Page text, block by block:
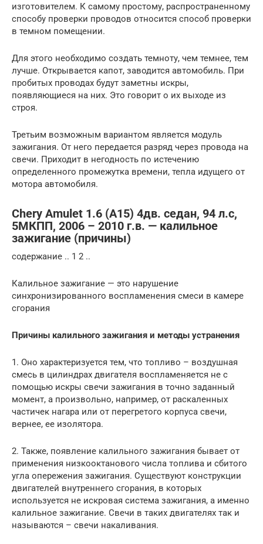
изготовителем. К самому простому, распространенному
способу проверки проводов относится способ проверки
в темном помещении.
Для этого необходимо создать темноту, чем темнее, тем
лучше. Открывается капот, заводится автомобиль. При
пробитых проводах будут заметны искры,
появляющиеся на них. Это говорит о их выходе из
строя.
Третьим возможным вариантом является модуль
зажигания. От него передается разряд через провода на
свечи. Приходит в негодность по истечению
определенного промежутка времени, тепла идущего от
мотора автомобиля.
Chery Amulet 1.6 (А15) 4дв. седан, 94 л.с,
5МКПП, 2006 – 2010 г.в. — калильное
зажигание (причины)
содержание .. 1 2 ..
Калильное зажигание — это нарушение
синхронизированного воспламенения смеси в камере
сгорания
Причины калильного зажигания и методы устранения
1. Оно характеризуется тем, что топливо – воздушная
смесь в цилиндрах двигателя воспламеняется не с
помощью искры свечи зажигания в точно заданный
момент, а произвольно, например, от раскаленных
частичек нагара или от перегретого корпуса свечи,
вернее, ее изолятора.
2. Также, появление калильного зажигания бывает от
применения низкооктанового числа топлива и сбитого
угла опережения зажигания. Существуют конструкции
двигателей внутреннего сгорания, в которых
используется не искровая система зажигания, а именно
калильное зажигание. Свечи в таких двигателях так и
называются – свечи накаливания.